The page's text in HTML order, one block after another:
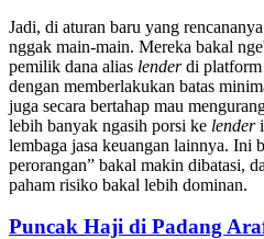
Jadi, di aturan baru yang
nggak main-main. Mereka bakal
pemilik dana alias lenderdi platform
dengan memberlakukan batas
juga secara bertahap mau
lebih banyak ngasih porsi ke lender
lembaga jasa keuangan lainnya. Ini
perorangan” bakal makin dibatasi,
paham risiko bakal lebih dominan.
Puncak Haji di Padang